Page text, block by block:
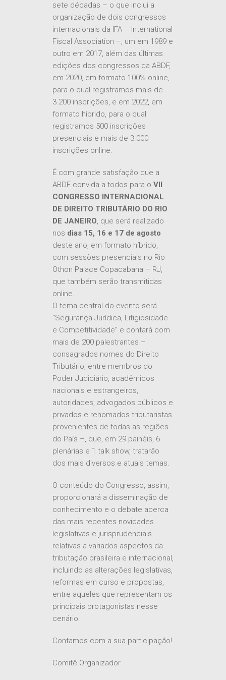
sete décadas – o que inclui a
organização de dois congressos
internacionais da IFA – International
Fiscal Association –, um em 1989 e
outro em 2017, além das últimas
edições dos congressos da ABDF,
em 2020, em formato 100% online,
para o qual registramos mais de
3.200 inscrições, e em 2022, em
formato híbrido, para o qual
registramos 500 inscrições
presenciais e mais de 3.000
inscrições online.
É com grande satisfação que a
ABDF convida a todos para o VII
CONGRESSO INTERNACIONAL
DE DIREITO TRIBUTÁRIO DO RIO
DE JANEIRO, que será realizado
nos dias 15, 16 e 17 de agosto
deste ano, em formato híbrido,
com sessões presenciais no Rio
Othon Palace Copacabana – RJ,
que também serão transmitidas
online.
O tema central do evento será
“Segurança Jurídica, Litigiosidade
e Competitividade” e contará com
mais de 200 palestrantes –
consagrados nomes do Direito
Tributário, entre membros do
Poder Judiciário, acadêmicos
nacionais e estrangeiros,
autoridades, advogados públicos e
privados e renomados tributaristas
provenientes de todas as regiões
do País –, que, em 29 painéis, 6
plenárias e 1 talk show, tratarão
dos mais diversos e atuais temas.
O conteúdo do Congresso, assim,
proporcionará a disseminação de
conhecimento e o debate acerca
das mais recentes novidades
legislativas e jurisprudenciais
relativas a variados aspectos da
tributação brasileira e internacional,
incluindo as alterações legislativas,
reformas em curso e propostas,
entre aqueles que representam os
principais protagonistas nesse
cenário.
Contamos com a sua participação!
Comitê Organizador